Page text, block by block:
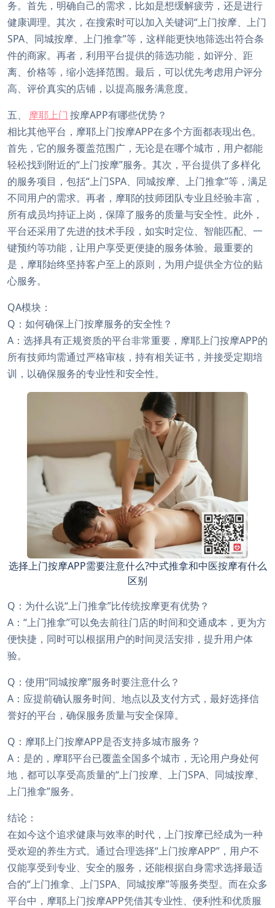
务。首先，明确自己的需求，比如是想缓解疲劳，还是进行
健康调理。其次，在搜索时可以加入关键词“上门按摩、上门
SPA、同城按摩、上门推拿”等，这样能更快地筛选出符合条
件的商家。再者，利用平台提供的筛选功能，如评分、距
离、价格等，缩小选择范围。最后，可以优先考虑用户评分
高、评价真实的店铺，以提高服务满意度。
五、
摩耶上门 按摩APP有哪些优势？
相比其他平台，摩耶上门按摩APP在多个方面都表现出色。
首先，它的服务覆盖范围广，无论是在哪个城市，用户都能
轻松找到附近的“上门按摩”服务。其次，平台提供了多样化
的服务项目，包括“上门SPA、同城按摩、上门推拿”等，满足
不同用户的需求。再者，摩耶的技师团队专业且经验丰富，
所有成员均持证上岗，保障了服务的质量与安全性。此外，
平台还采用了先进的技术手段，如实时定位、智能匹配、一
键预约等功能，让用户享受更便捷的服务体验。最重要的
是，摩耶始终坚持客户至上的原则，为用户提供全方位的贴
心服务。
QA模块：
Q：如何确保上门按摩服务的安全性？
A：选择具有正规资质的平台非常重要，摩耶上门按摩APP的
所有技师均需通过严格审核，持有相关证书，并接受定期培
训，以确保服务的专业性和安全性。
选择上门按摩APP需要注意什么?中式推拿和中医按摩有什么
区别
Q：为什么说“上门推拿”比传统按摩更有优势？
A：“上门推拿”可以免去前往门店的时间和交通成本，更为方
便快捷，同时可以根据用户的时间灵活安排，提升用户体
验。
Q：使用“同城按摩”服务时要注意什么？
A：应提前确认服务时间、地点以及支付方式，最好选择信
誉好的平台，确保服务质量与安全保障。
Q：摩耶上门按摩APP是否支持多城市服务？
A：是的，摩耶平台已覆盖全国多个城市，无论用户身处何
地，都可以享受高质量的“上门按摩、上门SPA、同城按摩、
上门推拿”服务。
结论：
在如今这个追求健康与效率的时代，上门按摩已经成为一种
受欢迎的养生方式。通过合理选择“上门按摩APP”，用户不
仅能享受到专业、安全的服务，还能根据自身需求选择最适
合的“上门推拿、上门SPA、同城按摩”等服务类型。而在众多
平台中，摩耶上门按摩APP凭借其专业性、便利性和优质服